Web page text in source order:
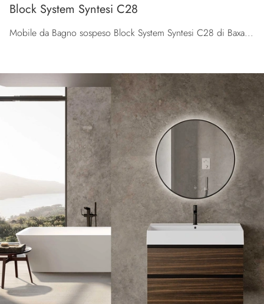
Block System Syntesi C28
Mobile da Bagno sospeso Block System Syntesi C28 di Baxar: clicca e ottieni informazioni su mobili bagno sospesi in melaminico e accessori della ...